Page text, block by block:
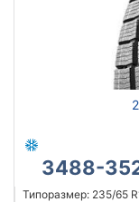
3488-
Типоразмер: 235/65